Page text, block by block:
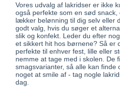
Vores udvalg af lakridser er ikke
også perfekte som en sød
lækker belønning til dig selv eller
godt valg, hvis du søger et
slik og konfekt. Leder du efter
et sikkert hit hos børnene? Så er
perfekte til enhver fest, lille eller
nemme at tage med i skolen. De
smagsvarianter, så alle kan finde
noget at smile af - tag nogle
dag.